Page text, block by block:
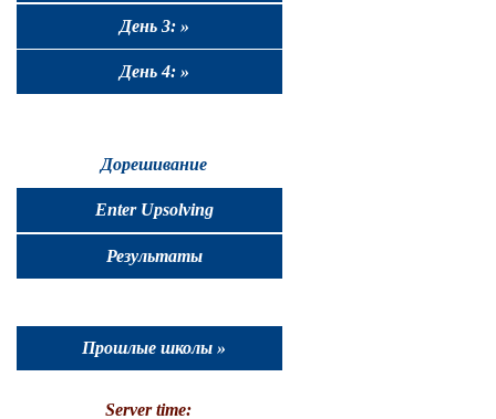
День 3: »
День 4: »
Дорешивание
Enter Upsolving
Результаты
Прошлые школы »
Server time: